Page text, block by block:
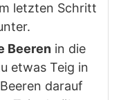
letzten Schritt
Beerenin die
etwas Teig in
darauf